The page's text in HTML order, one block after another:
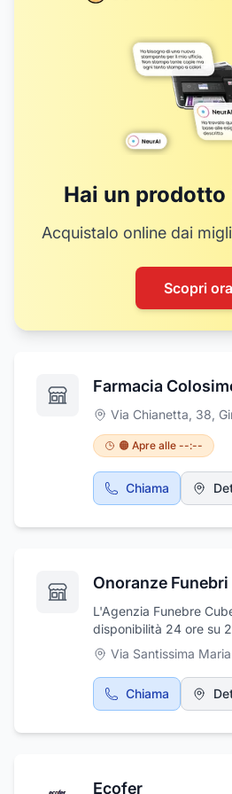
Hai un prodotto
Acquistalo online dai
Scopri ora
Farmacia
Via Chianetta, 38,
🟠 Apre alle --:--
Chiama
L'Agenzia Funebre
disponibilità 24 ore su
servizi: ambulanza,
necrologi, pratiche
Inoltre, effettua servizio
vestizione salme e di
Gimigliano (CZ).
Via Santissima
Chiama
Ecofer